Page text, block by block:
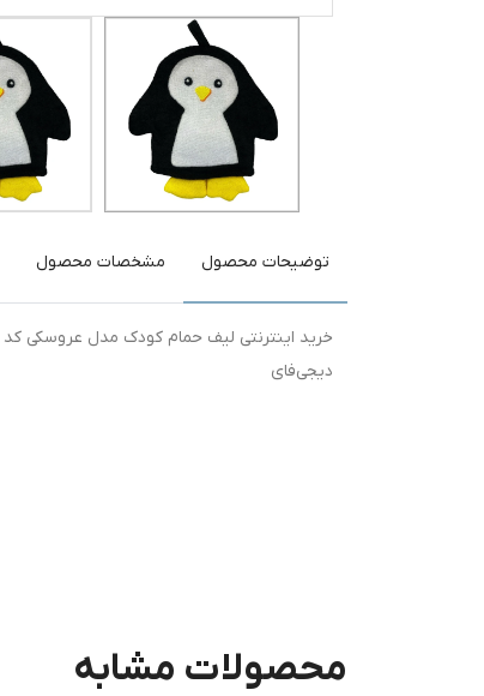
توضیحات محصول مشخصات محصول
دیجی‌فای
محصولات مشابه